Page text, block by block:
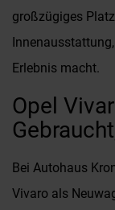
großzügiges
Erlebnis macht.
Opel
Bei Autohaus
Vivaro als